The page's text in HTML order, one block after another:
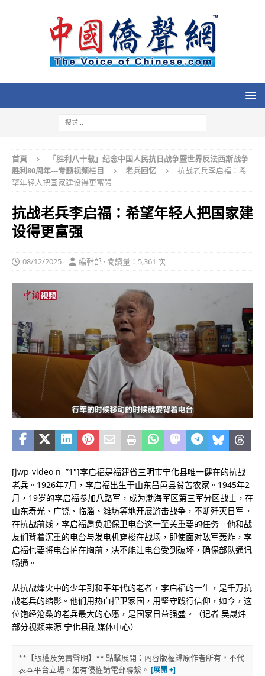
首頁
「胜利八十载」纪念中国人民抗日战争暨世界反法西斯战争
胜利80周年---专题视频栏目
老兵回忆
抗战老兵李启福：希
望年轻人把国家建设得更富强
抗战老兵李启福：希望年轻人把国家建
设得更富强
08/12/2025 編輯部 · 閱讀量：5,361 次
[jwp-video n=”1″]李启福是福建省三明市宁化县唯一健在的抗战
老兵。1926年7月，李启福出生于山东昌邑县贫苦农家。1945年2
月，19岁的李启福参加八路军，成为渤海军区第三军分区战士，在
山东寿光、广饶、临淄、潍坊等地开展游击战争，不断歼灭日军。
在抗战前线，李启福肩负起保卫电台这一至关重要的任务。他和战
友们背着沉重的电台与发电机穿梭在战场，即使面对敌军轰炸，李
启福也要将电台护在胸前，决不能让电台受到破坏，确保部队通讯
畅通。
从抗战烽火中的少年到和平年代的老者，李启福的一生，是千万抗
战老兵的缩影。他们用热血捍卫家国，用坚守践行信仰，如今，这
位饱经沧桑的老兵最大的心愿，是国家日益强盛。（记者 吴晟炜
部分视频来源 宁化县融媒体中心）
**【版權及免責聲明】** 點擊展開：內容版權歸原作者所有，不代
表本平台立場。如有侵權請電郵聯繫。